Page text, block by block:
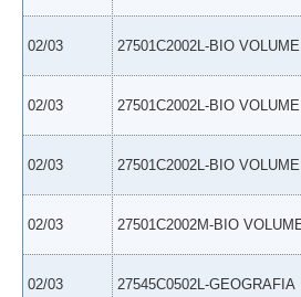
02/03 27501C2002L-BIO
02/03 27501C2002L-BIO
02/03 27501C2002L-BIO
02/03 27501C2002M-BIO
02/03 27545C0502L-GEOGRAFIA